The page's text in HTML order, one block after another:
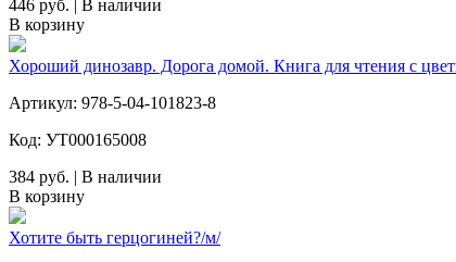
446 руб. | В наличии
В корзину
Хороший динозавр. Дорога домой. Книга для чтения с
Артикул: 978-5-04-101823-8
Код: УТ000165008
384 руб. | В наличии
В корзину
Хотите быть герцогиней?/м/